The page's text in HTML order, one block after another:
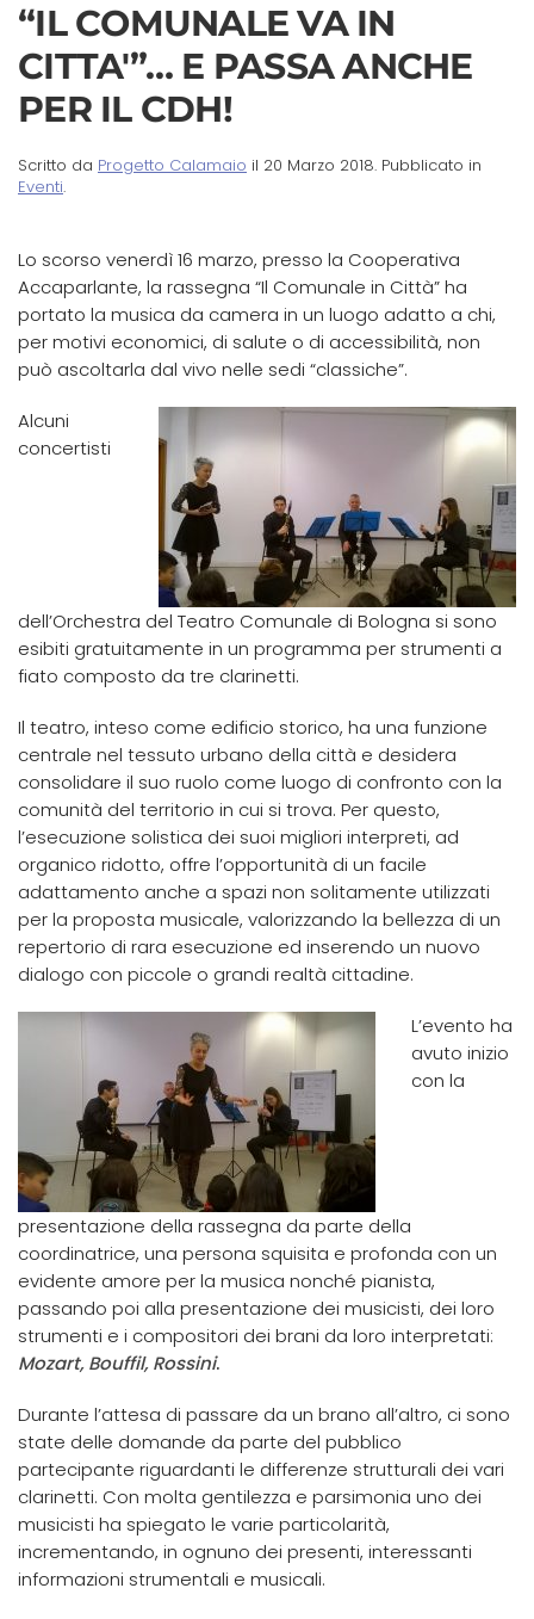
“IL COMUNALE VA IN
CITTA'”… E PASSA ANCHE
PER IL CDH!
Scritto da Progetto Calamaio il 20 Marzo 2018. Pubblicato in
Eventi.
Lo scorso venerdì 16 marzo, presso la Cooperativa
Accaparlante, la rassegna “Il Comunale in Città” ha
portato la musica da camera in un luogo adatto a chi,
per motivi economici, di salute o di accessibilità, non
può ascoltarla dal vivo nelle sedi “classiche”.
Alcuni
concertisti
dell’Orchestra del Teatro Comunale di Bologna si sono
esibiti gratuitamente in un programma per strumenti a
fiato composto da tre clarinetti.
Il teatro, inteso come edificio storico, ha una funzione
centrale nel tessuto urbano della città e desidera
consolidare il suo ruolo come luogo di confronto con la
comunità del territorio in cui si trova. Per questo,
l’esecuzione solistica dei suoi migliori interpreti, ad
organico ridotto, offre l’opportunità di un facile
adattamento anche a spazi non solitamente utilizzati
per la proposta musicale, valorizzando la bellezza di un
repertorio di rara esecuzione ed inserendo un nuovo
dialogo con piccole o grandi realtà cittadine.
L’evento ha
avuto inizio
con la
presentazione della rassegna da parte della
coordinatrice, una persona squisita e profonda con un
evidente amore per la musica nonché pianista,
passando poi alla presentazione dei musicisti, dei loro
strumenti e i compositori dei brani da loro interpretati:
Mozart, Bouffil, Rossini.
Durante l’attesa di passare da un brano all’altro, ci sono
state delle domande da parte del pubblico
partecipante riguardanti le differenze strutturali dei vari
clarinetti. Con molta gentilezza e parsimonia uno dei
musicisti ha spiegato le varie particolarità,
incrementando, in ognuno dei presenti, interessanti
informazioni strumentali e musicali.